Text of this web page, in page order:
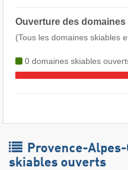
Ouverture des
(Tous les domaines skiables
0 domaines skiables
Provence-
skiables ouverts